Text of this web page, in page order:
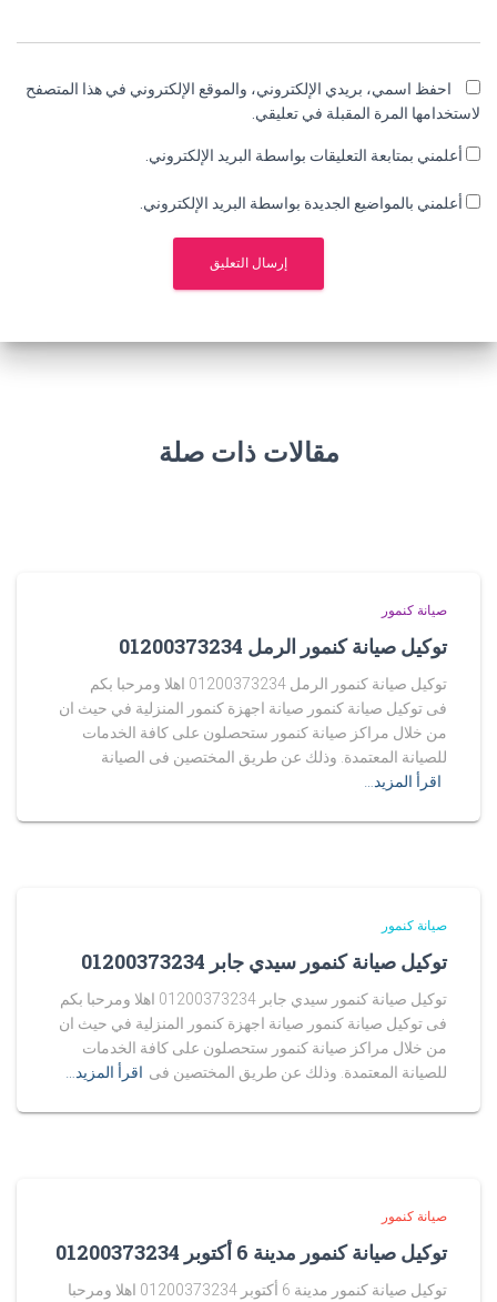
احفظ اسمي، بريدي الإلكتروني، والموقع الإلكتروني في هذا المتصفح
لاستخدامها المرة المقبلة في تعليقي.
أعلمني بمتابعة التعليقات بواسطة البريد الإلكتروني.
أعلمني بالمواضيع الجديدة بواسطة البريد الإلكتروني.
مقالات ذات صلة
صيانة كنمور
توكيل صيانة كنمور الرمل 01200373234
توكيل صيانة كنمور الرمل 01200373234 اهلا ومرحبا بكم
فى توكيل صيانة كنمور صيانة اجهزة كنمور المنزلية في حيث ان
من خلال مراكز صيانة كنمور ستحصلون على كافة الخدمات
للصيانة المعتمدة. وذلك عن طريق المختصين فى الصيانة
اقرأ المزيد…
صيانة كنمور
توكيل صيانة كنمور سيدي جابر 01200373234
توكيل صيانة كنمور سيدي جابر 01200373234 اهلا ومرحبا بكم
فى توكيل صيانة كنمور صيانة اجهزة كنمور المنزلية في حيث ان
من خلال مراكز صيانة كنمور ستحصلون على كافة الخدمات
للصيانة المعتمدة. وذلك عن طريق المختصين فى اقرأ المزيد…
صيانة كنمور
توكيل صيانة كنمور مدينة 6 أكتوبر 01200373234
توكيل صيانة كنمور مدينة 6 أكتوبر 01200373234 اهلا ومرحبا